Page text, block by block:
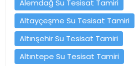
Alemdağ Su Tesisat Tamiri
Altayçeşme Su Tesisat Tamiri
Altınşehir Su Tesisat Tamiri
Altıntepe Su Tesisat Tamiri